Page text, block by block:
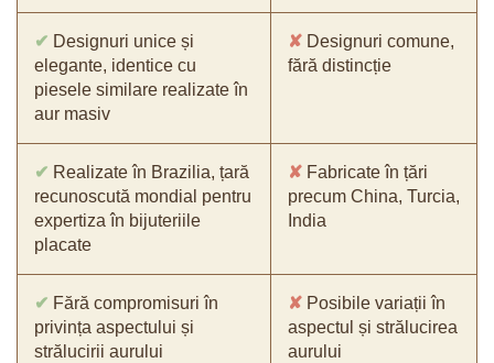
✔ Designuri unice și
elegante, identice cu
piesele similare realizate în
aur masiv
✘ Designuri comune,
fără distincție
✔ Realizate în Brazilia, țară
recunoscută mondial pentru
expertiza în bijuteriile
placate
✘ Fabricate în țări
precum China, Turcia,
India
✔ Fără compromisuri în
privința aspectului și
strălucirii aurului
✘ Posibile variații în
aspectul și strălucirea
aurului